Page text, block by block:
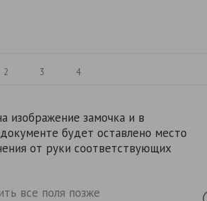
2 3 4
изображение замочка и в
будет оставлено место
от руки соответствующих
все поля позже